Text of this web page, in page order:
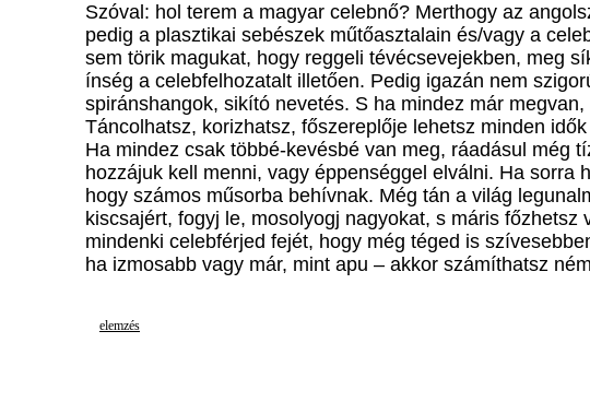
Szóval: hol terem a magyar celebnő? Merthogy az
pedig a plasztikai sebészek műtőasztalain és/vagy a
sem törik magukat, hogy reggeli tévécsevejekben, meg
ínség a celebfelhozatalt illetően. Pedig igazán nem
spiránshangok, sikító nevetés. S ha mindez már
Táncolhatsz, korizhatsz, főszereplője lehetsz minden
Ha mindez csak többé-kevésbé van meg, ráadásul még
hozzájuk kell menni, vagy éppenséggel elválni. Ha
hogy számos műsorba behívnak. Még tán a világ
kiscsajért, fogyj le, mosolyogj nagyokat, s máris
mindenki celebférjed fejét, hogy még téged is
ha izmosabb vagy már, mint apu – akkor számíthatsz
elemzés